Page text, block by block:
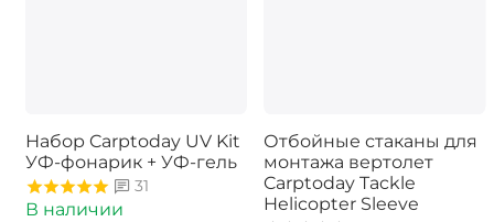
Набор Carptoday UV Kit
УФ-фонарик + УФ-гель
31
В наличии
Отбойные стаканы для
монтажа вертолет
Carptoday Tackle
Helicopter Sleeve